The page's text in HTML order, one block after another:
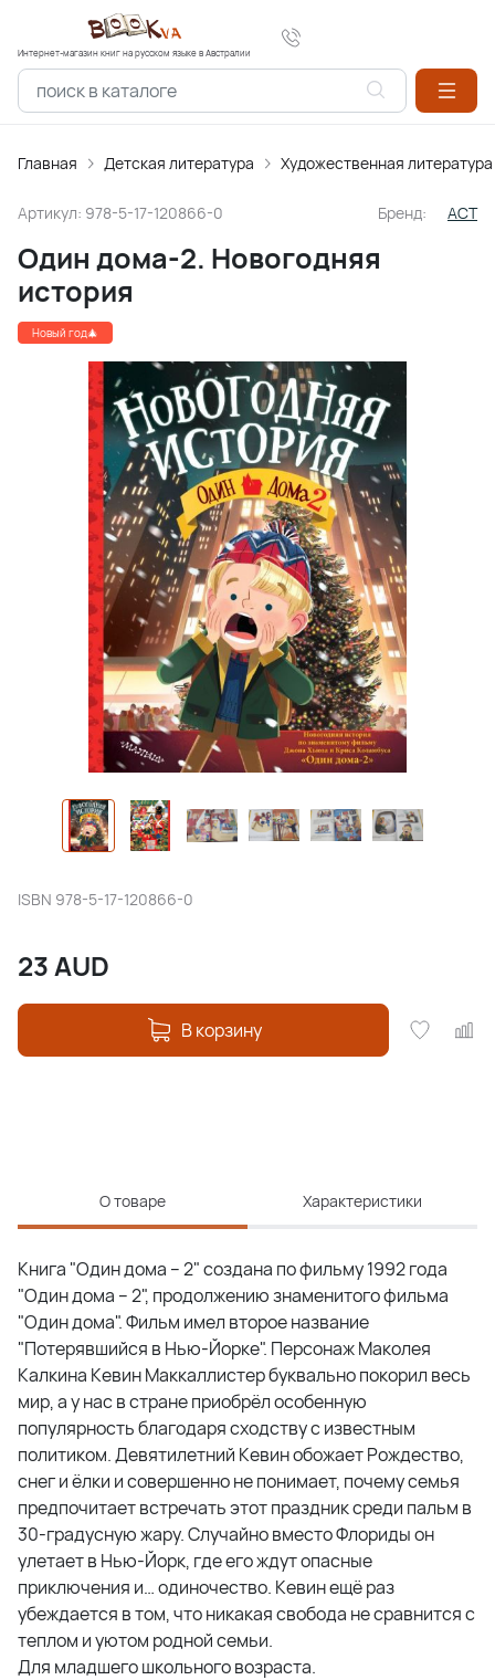
Интернет-магазин книг на русском языке в Австралии
Главная Детская литература Художественная литература
Артикул: 978-5-17-120866-0 Бренд: АСТ
Один дома-2. Новогодняя
история
Новый год🎄
ISBN 978-5-17-120866-0
23AUD
В корзину
О товаре Характеристики
Книга "Один дома – 2" создана по фильму 1992 года
"Один дома – 2", продолжению знаменитого фильма
"Один дома". Фильм имел второе название
"Потерявшийся в Нью-Йорке". Персонаж Маколея
Калкина Кевин Маккаллистер буквально покорил весь
мир, а у нас в стране приобрёл особенную
популярность благодаря сходству с известным
политиком. Девятилетний Кевин обожает Рождество,
снег и ёлки и совершенно не понимает, почему семья
предпочитает встречать этот праздник среди пальм в
30-градусную жару. Случайно вместо Флориды он
улетает в Нью-Йорк, где его ждут опасные
приключения и… одиночество. Кевин ещё раз
убеждается в том, что никакая свобода не сравнится с
теплом и уютом родной семьи.
Для младшего школьного возраста.